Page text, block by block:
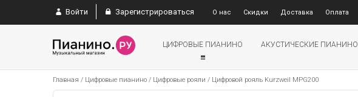
Войти Зарегистрироваться О нас Скидки Доставка Оплата
ЦИФРОВЫЕ ПИАНИНО АКУСТИЧЕСКИЕ ПИАНИНО
Главная / Цифровые пианино / Цифровые рояли / Цифровой рояль Kurzweil MPG200